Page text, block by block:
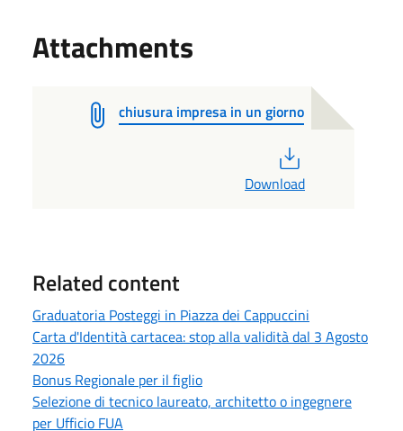
Attachments
chiusura impresa in un giorno
Download
Related content
Graduatoria Posteggi in Piazza dei Cappuccini
Carta d'Identità cartacea: stop alla validità dal 3 Agosto
2026
Bonus Regionale per il figlio
Selezione di tecnico laureato, architetto o ingegnere
per Ufficio FUA